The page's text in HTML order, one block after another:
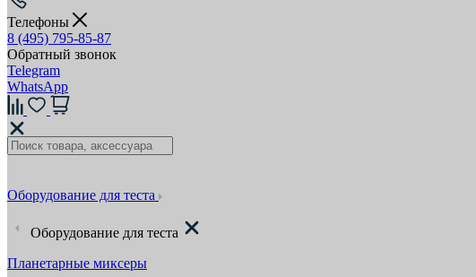
Телефоны
8 (495) 795-85-87
Обратный звонок
Telegram
WhatsApp
Оборудование для теста
Оборудование для теста
Планетарные миксеры